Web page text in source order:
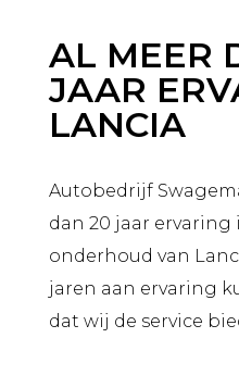
AL MEER
JAAR
LANCIA
Autobedrijf
dan 20 jaar ervaring
onderhoud van
jaren aan ervaring
dat wij de service